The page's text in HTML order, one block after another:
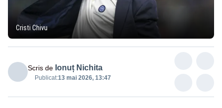
Cristi Chivu
Scris de Ionuț Nichita
Publicat:13 mai 2026, 13:47